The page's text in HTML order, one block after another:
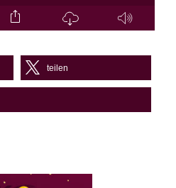
teilen